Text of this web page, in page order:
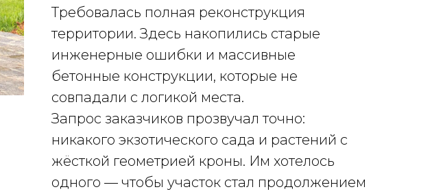
Требовалась полная реконструкция
территории. Здесь накопились старые
инженерные ошибки и массивные
бетонные конструкции, которые не
совпадали с логикой места.
Запрос заказчиков прозвучал точно:
никакого экзотического сада и растений с
жёсткой геометрией кроны. Им хотелось
одного — чтобы участок стал продолжением